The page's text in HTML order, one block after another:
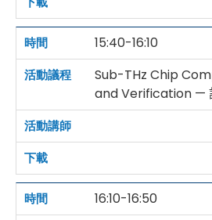
15:40-16:10
Sub-THz Chip
and Verification —
16:10-16:50